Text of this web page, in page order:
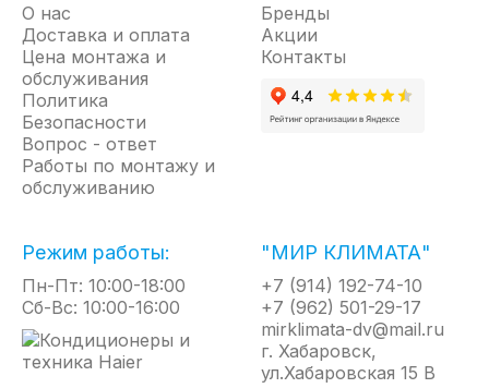
эксплуатации осуществляется значительно
быстрее
ШИРОКИЙ ДИАПАЗОН НАПРЯЖЕНИЙ
Диапазон рабочего напряжения питания для
кондиционеров линейки Super Match может
колебаться от 208 до 240В. Таким образом,
колебания в сети питающего напряжения не
окажут влияние на надежность компрессора
Это бывает удобно, если вы не используете данное
помещение постоянно. В этом режиме
кондиционер будет поддерживать температуру 10°
С, что позволит ему быстро обогреть помещение,
когда вы вернетесь.
О нас
Доставка и оплата
Цена монтажа и
обслуживания
Политика
Безопасности
Вопрос - ответ
Работы по монтажу и
обслуживанию
Бренды
Акции
Контакты
Режим работы:
Пн-Пт: 10:00-18:00
Сб-Вс: 10:00-16:00
"МИР КЛИМАТА"
+7 (914) 192-74-10
+7 (962) 501-29-17
mirklimata-dv@mail.ru
г. Хабаровск,
ул.Хабаровская 15 В